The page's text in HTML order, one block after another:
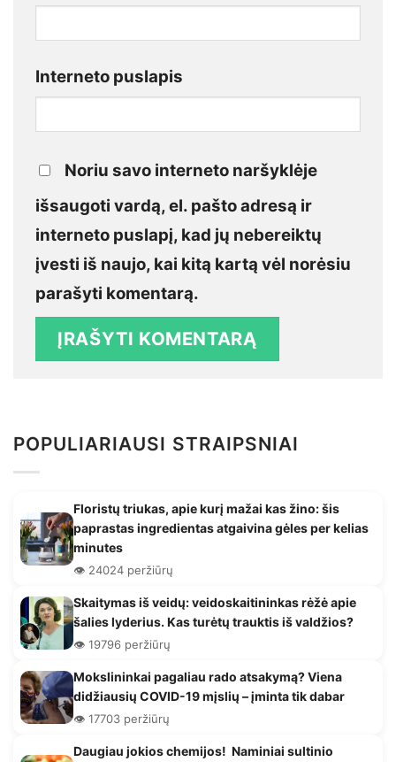
Interneto puslapis
Noriu savo interneto naršyklėje
išsaugoti vardą, el. pašto adresą ir
interneto puslapį, kad jų nebereiktų
įvesti iš naujo, kai kitą kartą vėl norėsiu
parašyti komentarą.
POPULIARIAUSI STRAIPSNIAI
Floristų triukas, apie kurį mažai kas žino: šis
paprastas ingredientas atgaivina gėles per kelias
minutes
👁️ 24024 peržiūrų
Skaitymas iš veidų: veidoskaitininkas rėžė apie
šalies lyderius. Kas turėtų trauktis iš valdžios?
👁️ 19796 peržiūrų
Mokslininkai pagaliau rado atsakymą? Viena
didžiausių COVID-19 mįslių – įminta tik dabar
👁️ 17703 peržiūrų
Daugiau jokios chemijos! Naminiai sultinio